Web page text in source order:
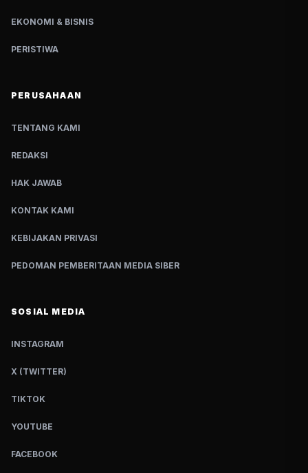
EKONOMI & BISNIS
PERISTIWA
PERUSAHAAN
TENTANG KAMI
REDAKSI
HAK JAWAB
KONTAK KAMI
KEBIJAKAN PRIVASI
PEDOMAN PEMBERITAAN MEDIA SIBER
SOSIAL MEDIA
INSTAGRAM
X (TWITTER)
TIKTOK
YOUTUBE
FACEBOOK